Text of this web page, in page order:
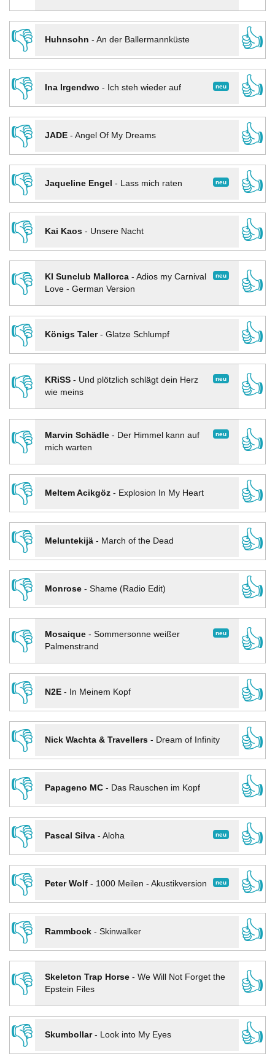
👎
Huhnsohn - An der Ballermannküste
👍
👎
neu
Ina Irgendwo - Ich steh wieder auf
👍
👎
JADE- Angel Of My Dreams
👍
👎
neu
Jaqueline Engel - Lass mich raten
👍
👎
Kai Kaos- Unsere Nacht
👍
👎
neu
KI Sunclub Mallorca- Adios my Carnival
Love - German Version
👍
👎
Königs Taler- Glatze Schlumpf
👍
👎
neu
KRiSS- Und plötzlich schlägt dein Herz
wie meins
👍
👎 neu
Marvin Schädle- Der Himmel kann auf
mich warten
👍
👎
Meltem Acikgöz- Explosion In My Heart
👍
👎
Meluntekijä- March of the Dead
👍
👎
Monrose- Shame (Radio Edit)
👍
👎
neu
Mosaique- Sommersonne weißer
Palmenstrand
👍
👎
N2E- In Meinem Kopf
👍
👎
Nick Wachta & Travellers- Dream of Infinity
👍
👎
Papageno MC- Das Rauschen im Kopf
👍
👎
neu
Pascal Silva- Aloha
👍
👎
neu
Peter Wolf- 1000 Meilen - Akustikversion
👍
👎
Rammbock- Skinwalker
👍
👎
Skeleton Trap Horse- We Will Not Forget the
Epstein Files
👍
👎
Skumbollar- Look into My Eyes
👍